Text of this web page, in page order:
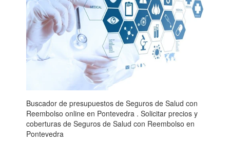
Buscador de presupuestos de Seguros de Salud con
Reembolso online en Pontevedra . Solicitar precios y
coberturas de Seguros de Salud con Reembolso en
Pontevedra